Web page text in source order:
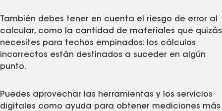
También debes tener en cuenta el riesgo de error al
calcular, como la cantidad de materiales que quizás
necesites para techos empinados; los cálculos
incorrectos están destinados a suceder en algún
punto.
Puedes aprovechar las herramientas y los servicios
digitales como ayuda para obtener mediciones más